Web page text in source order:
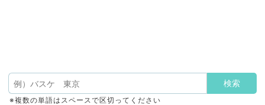
※複数の単語はスペースで区切ってください